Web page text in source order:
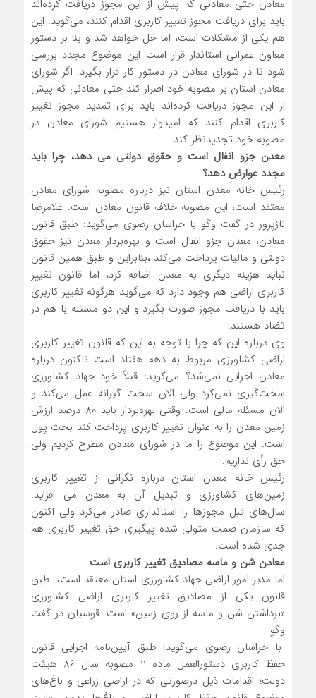
معادن حتی معادنی که پیش ‌از این مجوز دریافت کرده‌اند
باید برای دریافت مجوز تغییر کاربری اقدام کنند، می‌گوید: این
هم یکی از مشکلات است، اما حل خواهد شد و بنا بر دستور
معاون عمرانی استاندار قرار است این موضوع مجدد بررسی
شود تا در شورای معادن در دستور کار قرار بگیرد. اگر شورای
معادن استان بر مصوبه خود اصرار کند حتی معادنی که پیش‌
از این مجوز دریافت کرده‌اند باید برای تمدید مجوز تغییر
کاربری اقدام کنند که امیدوار هستیم شورای معادن در
مصوبه خود تجدیدنظر کند.
معدن جزو انفال است و حقوق دولتی می دهد، چرا باید
مجدد عوارض دهد؟
رئیس خانه معدن استان نیز درباره مصوبه شورای معادن
معتقد است، این مصوبه خلاف قانون معادن است. غلامرضا
نازپرور در گفت وگو با خراسان رضوی می‌گوید: طبق قانون
معادن، معدن جزو انفال است و بهره‌بردار معدن نیز حقوق
دولتی و مالیات پرداخت می‌کند ،بنابراین و طبق همین قانون
نباید هزینه دیگری به معدن اضافه کرد، اما قانون تغییر
کاربری اراضی هم وجود دارد که می‌گوید هرگونه تغییر کاربری
باید با دریافت مجوز صورت بگیرد و این دو مسئله با هم در
تضاد هستند.
وی درباره این که چرا با توجه به این که قانون تغییر کاربری
اراضی کشاورزی مربوط به دهه هفتاد است تاکنون درباره
معادن اجرایی نمی‌شد؟ می‌گوید: قبلاً خود جهاد کشاورزی
سخت‌گیری نمی‌کرد ولی الان سخت گیرانه عمل می‌کند و
الان مسئله مالی است. وقتی بهره‌بردار باید 80 درصد ارزش
زمین معدن را به‌ عنوان تغییر کاربری پرداخت کند بحث پول
است. این موضوع را ما در شورای معادن مطرح کردیم ولی
حق رأی نداریم.
رئیس خانه معدن استان درباره نگرانی از تغییر کاربری
زمین‌های کشاورزی و تبدیل آن به معدن می‌ افزاید:
سال‌های قبل مجوزها را استانداری صادر می‌کرد ولی اکنون
که سازمان صمت متولی شده پیگیری حق تغییر کاربری هم
جدی شده است.
معادن شن و ماسه مصادیق تغییر کاربری است
اما مدیر امور اراضی جهاد کشاورزی استان معتقد است، طبق
قانون یکی از مصادیق تغییر کاربری اراضی کشاورزی
«برداشتن شن و ماسه از روی زمین» است. قوسیان در گفت
وگو
با خراسان رضوی می‌گوید: طبق آیین‌نامه اجرایی قانون
حفظ کاربری دستورالعمل ماده 11 مصوبه سال 86 هیئت
دولت؛ اقدامات ذیل درصورتی ‌که در اراضی زراعی و باغ‌های